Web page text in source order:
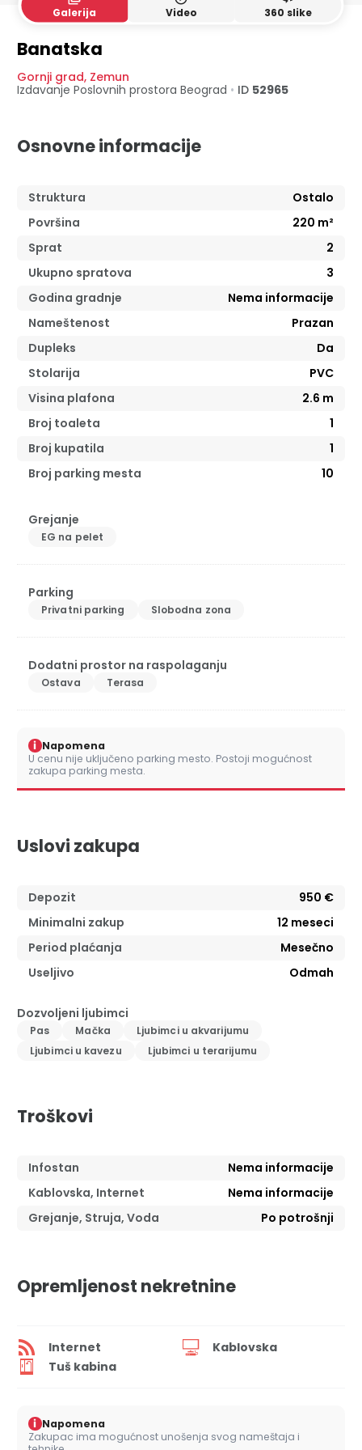
Galerija Video 360 slike
Banatska
Gornji grad, Zemun
Izdavanje Poslovnih prostora Beograd • ID 52965
Osnovne informacije
Struktura
Ostalo
Površina
220 m²
Sprat
2
Ukupno spratova
3
Godina gradnje
Nema informacije
Nameštenost
Prazan
Dupleks
Da
Stolarija
PVC
Visina plafona
2.6 m
Broj toaleta
1
Broj kupatila
1
Broj parking mesta
10
Grejanje
EG na pelet
Parking
Privatni parking Slobodna zona
Dodatni prostor na raspolaganju
Ostava Terasa
i Napomena
U cenu nije uključeno parking mesto. Postoji mogućnost
zakupa parking mesta.
Uslovi zakupa
Depozit
950 €
Minimalni zakup
12 meseci
Period plaćanja
Mesečno
Useljivo
Odmah
Dozvoljeni ljubimci
Pas Mačka
Ljubimci u akvarijumu
Ljubimci u kavezu
Ljubimci u terarijumu
Troškovi
Infostan
Nema informacije
Kablovska, Internet
Nema informacije
Grejanje, Struja, Voda
Po potrošnji
Opremljenost nekretnine
Internet
Kablovska
Tuš kabina
i Napomena
Zakupac ima mogućnost unošenja svog nameštaja i